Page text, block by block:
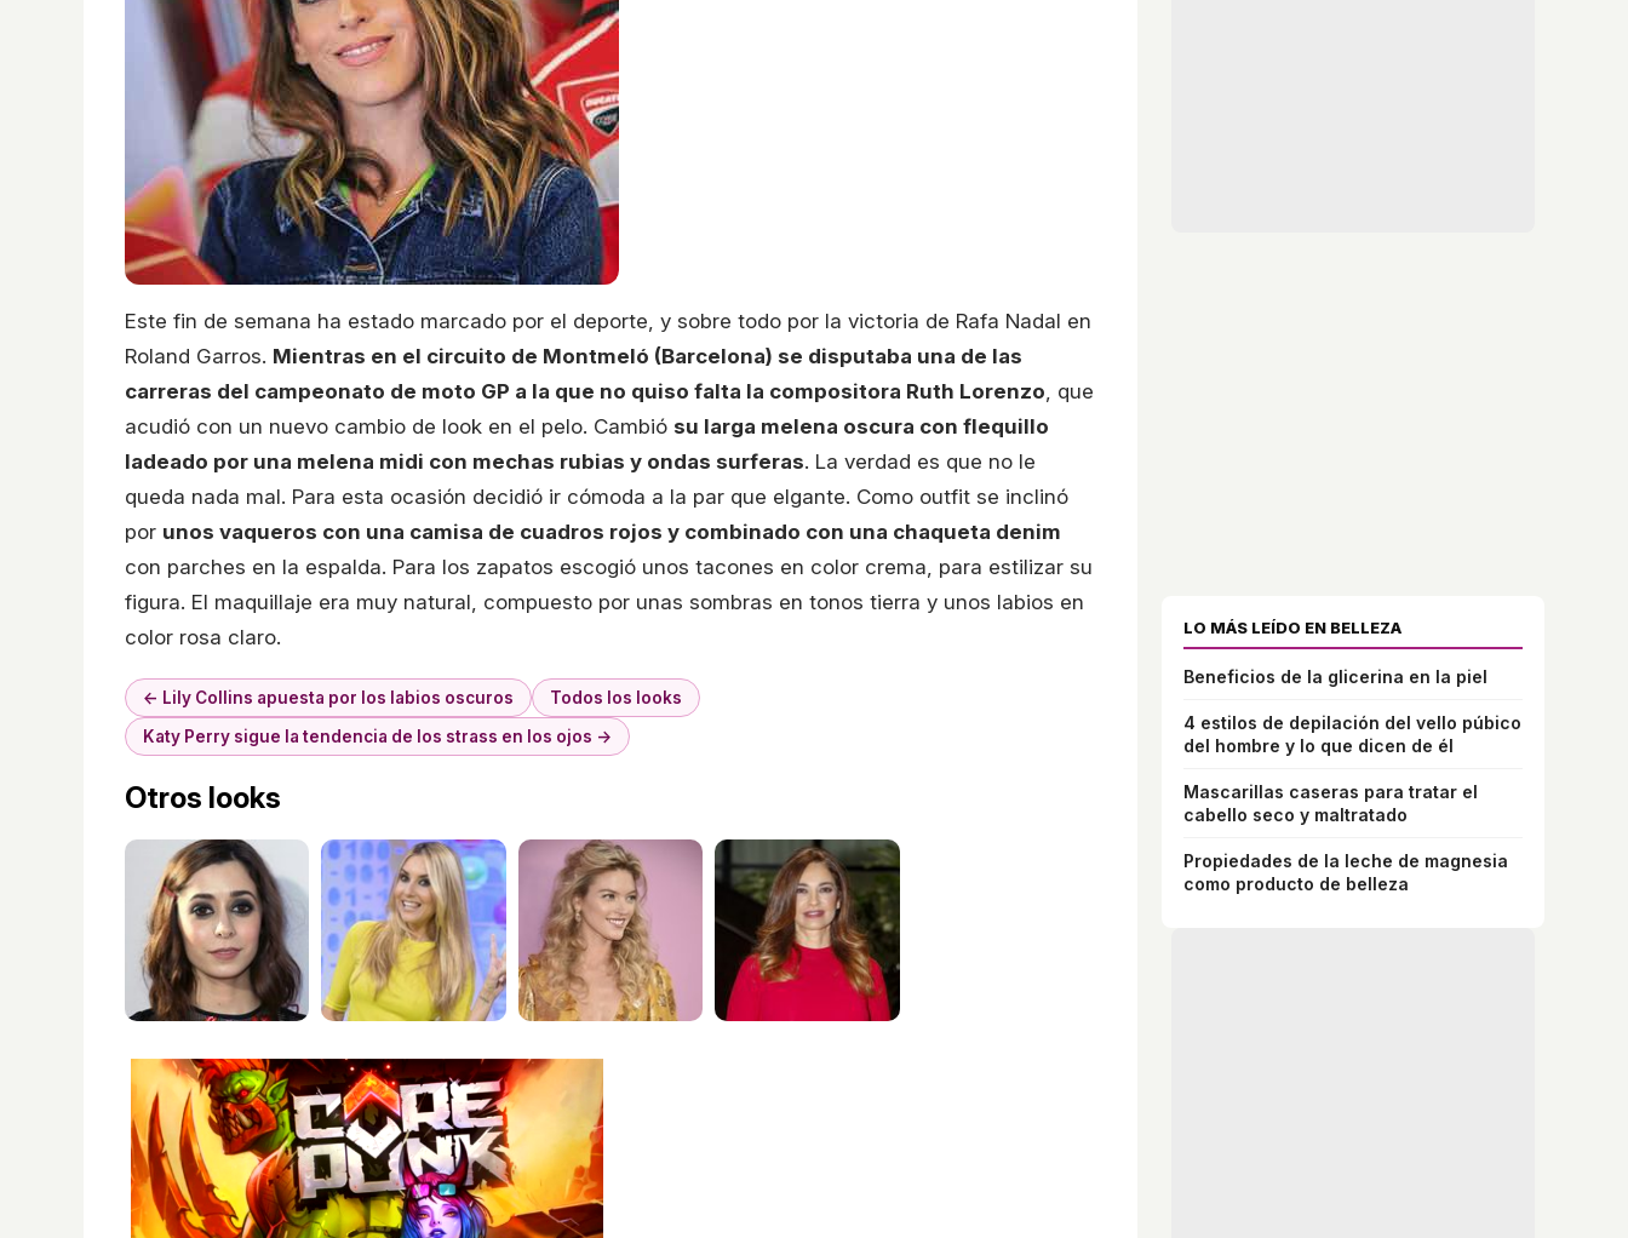
Este fin de semana ha estado marcado por el deporte, y sobre todo por la victoria de Rafa Nadal en
Roland Garros. Mientras en el circuito de Montmeló (Barcelona) se disputaba una de las
carreras del campeonato de moto GP a la que no quiso falta la compositora Ruth Lorenzo, que
acudió con un nuevo cambio de look en el pelo. Cambió su larga melena oscura con flequillo
ladeado por una melena midi con mechas rubias y ondas surferas. La verdad es que no le
queda nada mal. Para esta ocasión decidió ir cómoda a la par que elgante. Como outfit se inclinó
por unos vaqueros con una camisa de cuadros rojos y combinado con una chaqueta denim
con parches en la espalda. Para los zapatos escogió unos tacones en color crema, para estilizar su
figura. El maquillaje era muy natural, compuesto por unas sombras en tonos tierra y unos labios en
color rosa claro.
← Lily Collins apuesta por los labios oscuros
Todos los looks
Katy Perry sigue la tendencia de los strass en los ojos →
Otros looks
LO MÁS LEÍDO EN BELLEZA
Beneficios de la glicerina en la piel
4 estilos de depilación del vello púbico
del hombre y lo que dicen de él
Mascarillas caseras para tratar el
cabello seco y maltratado
Propiedades de la leche de magnesia
como producto de belleza